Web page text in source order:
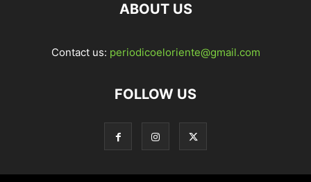
ABOUT US
Contact us: periodicoeloriente@gmail.com
FOLLOW US